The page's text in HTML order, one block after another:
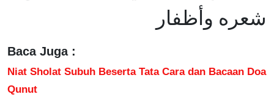
شعره وأظفار
Baca Juga :
Niat Sholat Subuh Beserta Tata Cara dan Bacaan Doa
Qunut